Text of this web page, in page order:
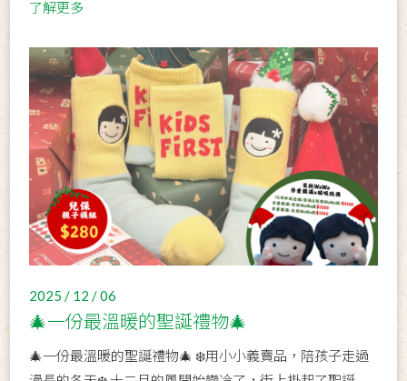
了解更多
2025 / 12 / 06
🎄一份最溫暖的聖誕禮物🎄
🎄一份最溫暖的聖誕禮物🎄 ❄️用小小義賣品，陪孩子走過